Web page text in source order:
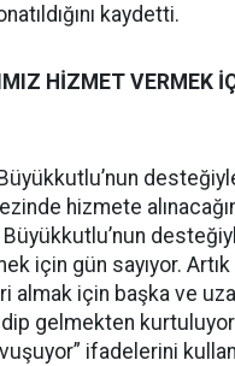
kaydetti.
HİZMET VERMEK
hizmete
Büyükkutlu’nun
için gün sayıyor. Artık
almak için başka ve
gelmekten
ifadelerini